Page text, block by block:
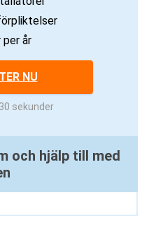
per år
NU
sekunder
och hjälp till med